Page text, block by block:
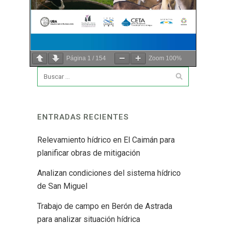
Página 1 / 154 Zoom 100%
ENTRADAS RECIENTES
Relevamiento hídrico en El Caimán para
planificar obras de mitigación
Analizan condiciones del sistema hídrico
de San Miguel
Trabajo de campo en Berón de Astrada
para analizar situación hídrica